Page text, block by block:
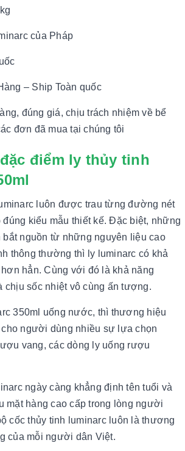
của Pháp
– Ship Toàn quốc
đúng giá, chịu trách nhiệm về bể
đơn đã mua tại chúng tôi
điểm ly thủy tinh
luôn được trau từng đường nét
kiểu mẫu thiết kế. Đặc biệt, những
bắt nguồn từ những nguyên liệu cao
thông thường thì ly luminarc có khả
hẳn. Cùng với đó là khả năng
chịu sốc nhiệt vô cùng ấn tượng.
350ml uống nước, thì thương hiệu
cho người dùng nhiều sự lựa chọn
vang, các dòng ly uống rượu
ngày càng khẳng định tên tuổi và
mặt hàng cao cấp trong lòng người
cốc thủy tinh luminarc luôn là thương
của mỗi người dân Việt.